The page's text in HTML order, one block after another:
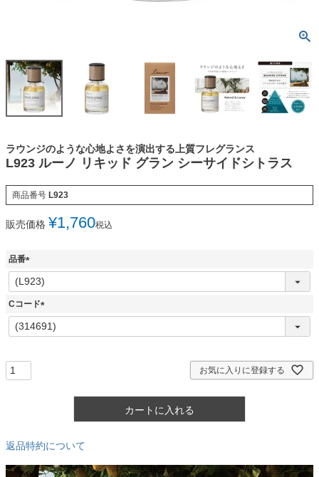
ラウンジのような心地よさを演出する上質フレグランス
L923 ルーノ リキッド グラン シーサイドシトラス
商品番号 L923
販売価格 ¥1,760税込
品番
(
必
須
Cコード
(
必
お気に入りに登録する
カートに入れる
返品特約について